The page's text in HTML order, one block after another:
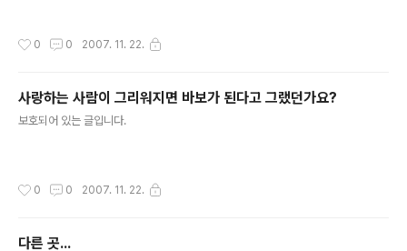
0 0 2007. 11. 22.
사랑하는 사람이 그리워지면 바보가 된다고 그랬던가요?
보호되어 있는 글입니다.
0 0 2007. 11. 22.
다른 곳...